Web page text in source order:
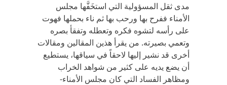
مدى ثقل المسؤولية التي استخَفَّها مجلس
الأمناء ففرح بها ورحب بها ثم ناء بحملها فهوت
على رأسه لتشوه فكره وتعطله وتفقأ بصره
وتعمي بصيرته. من يقرأ هذين المقالين ومقالات
أخرى قد نشير إليها لاحقاً في سياقها، يستطيع
أن يضع يديه على كثير من شواهد الخراب
ومظاهر الفساد التي كان مجلس الأمناء-